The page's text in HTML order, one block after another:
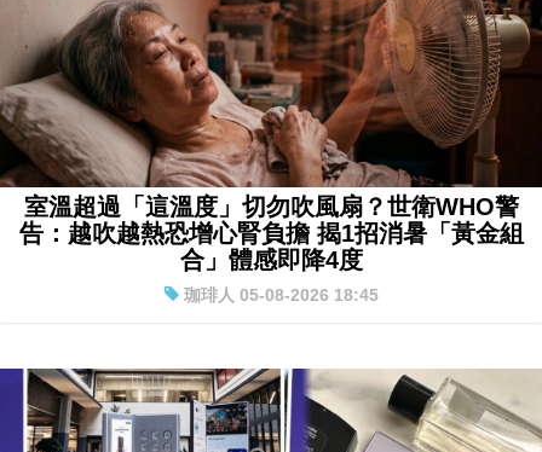
室溫超過「這溫度」切勿吹風扇？世衛WHO警
告：越吹越熱恐增心腎負擔 揭1招消暑「黃金組
合」體感即降4度
珈琲人 05-08-2026 18:45